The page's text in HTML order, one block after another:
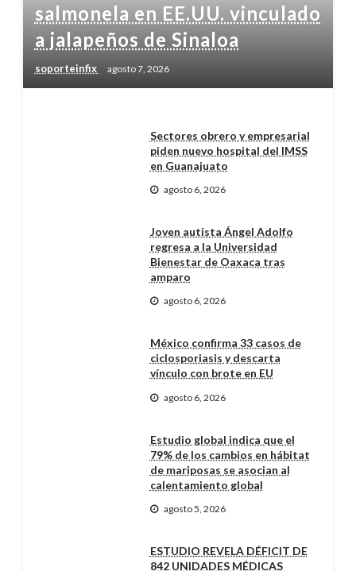
salmonela en EE.UU. vinculado
a jalapeños de Sinaloa
soporteinfix agosto 7, 2026
Sectores obrero y empresarial
piden nuevo hospital del IMSS
en Guanajuato
agosto 6, 2026
Joven autista Ángel Adolfo
regresa a la Universidad
Bienestar de Oaxaca tras
amparo
agosto 6, 2026
México confirma 33 casos de
ciclosporiasis y descarta
vínculo con brote en EU
agosto 6, 2026
Estudio global indica que el
79% de los cambios en hábitat
de mariposas se asocian al
calentamiento global
agosto 5, 2026
ESTUDIO REVELA DÉFICIT DE
842 UNIDADES MÉDICAS